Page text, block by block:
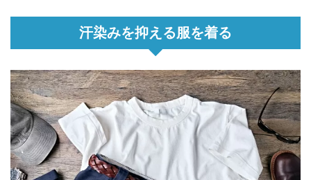
汗染みを抑える服を着る